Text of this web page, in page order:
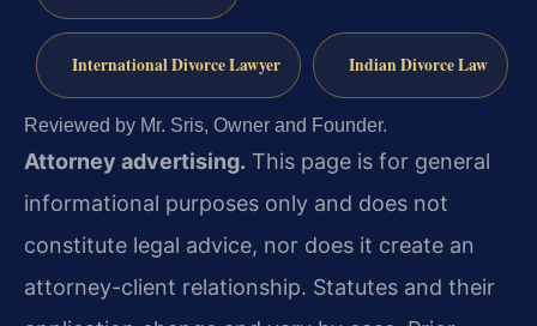
International Divorce Lawyer Indian Divorce Law
Reviewed by Mr. Sris, Owner and Founder.
Attorney advertising. This page is for general
informational purposes only and does not
constitute legal advice, nor does it create an
attorney-client relationship. Statutes and their